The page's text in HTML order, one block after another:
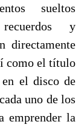
sueltos
y
directamente
como el título
en el disco de
uno de los
emprender la